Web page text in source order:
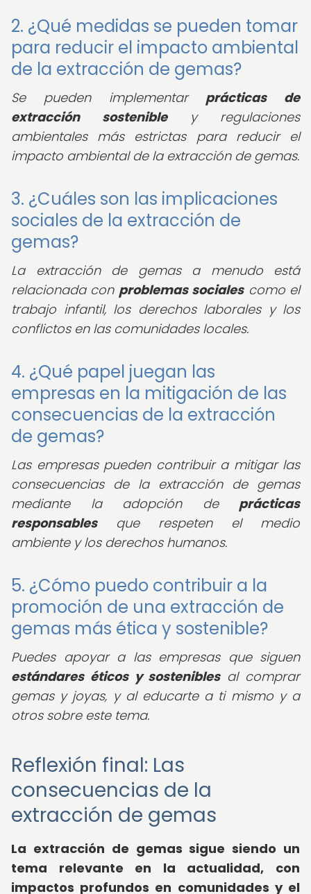
2. ¿Qué medidas se pueden tomar
para reducir el impacto ambiental
de la extracción de gemas?
Se pueden implementar prácticas de
extracción sostenibley regulaciones
ambientales más estrictas para reducir el
impacto ambiental de la extracción de gemas.
3. ¿Cuáles son las implicaciones
sociales de la extracción de
gemas?
La extracción de gemas a menudo está
relacionada con problemas socialescomo el
trabajo infantil, los derechos laborales y los
conflictos en las comunidades locales.
4. ¿Qué papel juegan las
empresas en la mitigación de las
consecuencias de la extracción
de gemas?
Las empresas pueden contribuir a mitigar las
consecuencias de la extracción de gemas
mediante la adopción de prácticas
responsablesque respeten el medio
ambiente y los derechos humanos.
5. ¿Cómo puedo contribuir a la
promoción de una extracción de
gemas más ética y sostenible?
Puedes apoyar a las empresas que siguen
estándares éticos y sosteniblesal comprar
gemas y joyas, y al educarte a ti mismo y a
otros sobre este tema.
Reflexión final: Las
consecuencias de la
extracción de gemas
La extracción de gemas sigue siendo un
tema relevante en la actualidad, con
impactos profundos en comunidades y el